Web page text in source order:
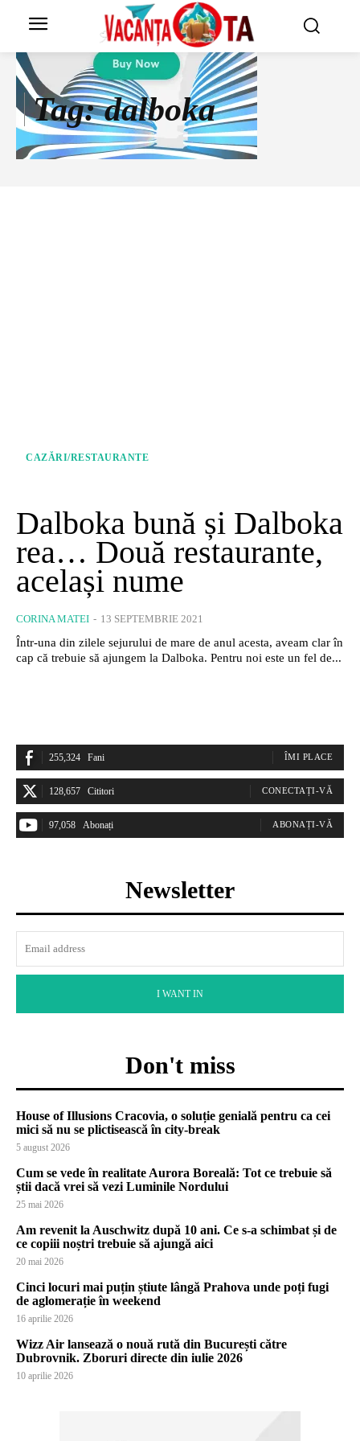
Tag:dalboka
CAZĂRI/RESTAURANTE
Dalboka bună și Dalboka
rea… Două restaurante,
același nume
CORINA MATEI - 13 SEPTEMBRIE 2021
Într-una din zilele sejurului de mare de anul acesta, aveam clar în
cap că trebuie să ajungem la Dalboka. Pentru noi este un fel de...
255,324 Fani ÎMI PLACE
128,657 Cititori CONECTAȚI-VĂ
97,058 Abonați ABONAȚI-VĂ
Newsletter
I WANT IN
Don't miss
House of Illusions Cracovia, o soluție genială pentru ca cei
mici să nu se plictisească în city-break
5 august 2026
Cum se vede în realitate Aurora Boreală: Tot ce trebuie să
știi dacă vrei să vezi Luminile Nordului
25 mai 2026
Am revenit la Auschwitz după 10 ani. Ce s-a schimbat și de
ce copiii noștri trebuie să ajungă aici
20 mai 2026
Cinci locuri mai puțin știute lângă Prahova unde poți fugi
de aglomerație în weekend
16 aprilie 2026
Wizz Air lansează o nouă rută din București către
Dubrovnik. Zboruri directe din iulie 2026
10 aprilie 2026